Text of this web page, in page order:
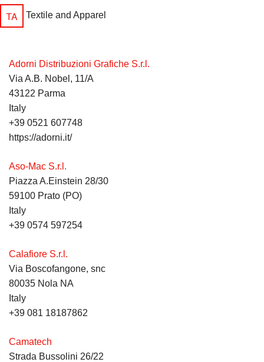
Textile and Apparel
Adorni Distribuzioni Grafiche S.r.l.
Via A.B. Nobel, 11/A
43122 Parma
Italy
+39 0521 607748
https://adorni.it/
Aso-Mac S.r.l.
Piazza A.Einstein 28/30
59100 Prato (PO)
Italy
+39 0574 597254
Calafiore S.r.l.
Via Boscofangone, snc
80035 Nola NA
Italy
+39 081 18187862
Camatech
Strada Bussolini 26/22